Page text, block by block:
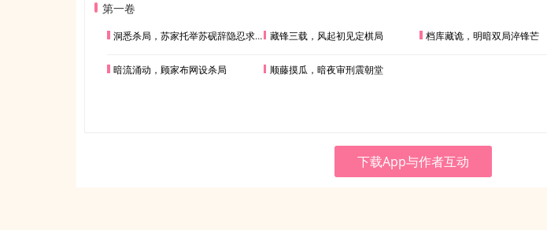
第一卷
洞悉杀局，苏家托举苏砚辞隐忍求生 藏锋三载，风起初见定棋局 档库藏诡，明暗双局淬锋芒
暗流涌动，顾家布网设杀局 顺藤摸瓜，暗夜审刑震朝堂
下载App与作者互动